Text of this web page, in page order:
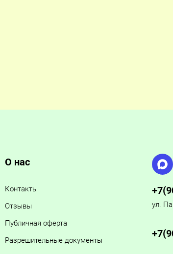
О нас
Контакты
Отзывы
Публичная оферта
Разрешительные документы
ул.